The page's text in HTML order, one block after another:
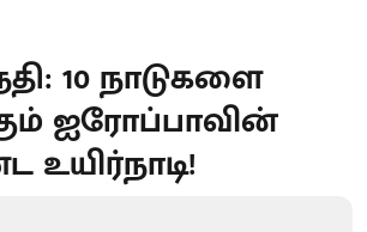
10 நாடுகளை
ஐரோப்பாவின்
உயிர்நாடி!